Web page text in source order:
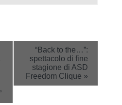
“Back to the…”:
spettacolo di fine
stagione di ASD
Freedom Clique »